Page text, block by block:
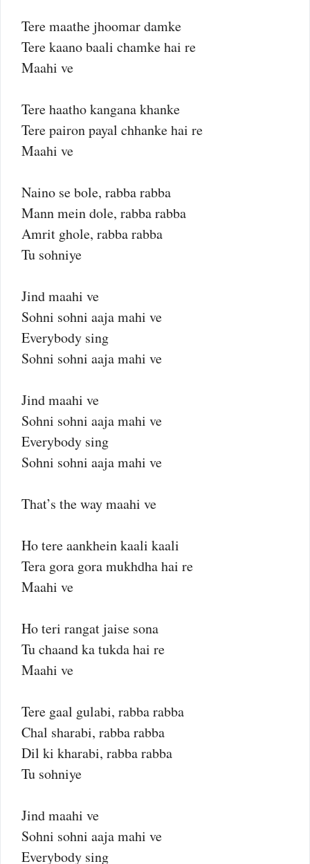
Tere maathe jhoomar damke
Tere kaano baali chamke hai re
Maahi ve
Tere haatho kangana khanke
Tere pairon payal chhanke hai re
Maahi ve
Naino se bole, rabba rabba
Mann mein dole, rabba rabba
Amrit ghole, rabba rabba
Tu sohniye
Jind maahi ve
Sohni sohni aaja mahi ve
Everybody sing
Sohni sohni aaja mahi ve
Jind maahi ve
Sohni sohni aaja mahi ve
Everybody sing
Sohni sohni aaja mahi ve
That’s the way maahi ve
Ho tere aankhein kaali kaali
Tera gora gora mukhdha hai re
Maahi ve
Ho teri rangat jaise sona
Tu chaand ka tukda hai re
Maahi ve
Tere gaal gulabi, rabba rabba
Chal sharabi, rabba rabba
Dil ki kharabi, rabba rabba
Tu sohniye
Jind maahi ve
Sohni sohni aaja mahi ve
Everybody sing